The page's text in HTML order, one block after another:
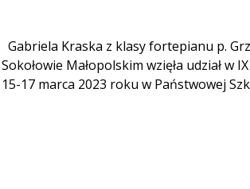
Gabriela Kraska z klasy fortepianu p.
Sokołowie Małopolskim wzięła udział
15-17 marca 2023 roku w Państwowej